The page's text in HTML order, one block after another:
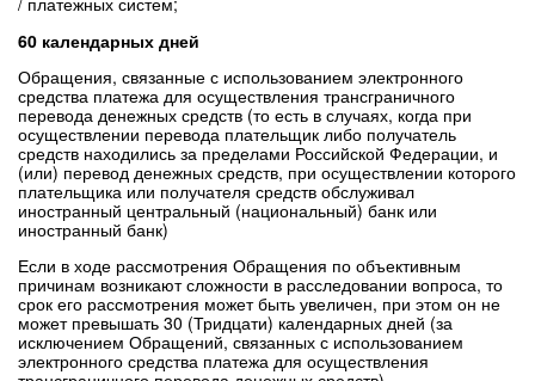
60 календарных дней
Обращения, связанные с использованием электронного
средства платежа для осуществления трансграничного
перевода денежных средств (то есть в случаях, когда при
осуществлении перевода плательщик либо получатель
средств находились за пределами Российской Федерации, и
(или) перевод денежных средств, при осуществлении которого
плательщика или получателя средств обслуживал
иностранный центральный (национальный) банк или
иностранный банк)
Если в ходе рассмотрения Обращения по объективным
причинам возникают сложности в расследовании вопроса, то
срок его рассмотрения может быть увеличен, при этом он не
может превышать 30 (Тридцати) календарных дней (за
исключением Обращений, связанных с использованием
электронного средства платежа для осуществления